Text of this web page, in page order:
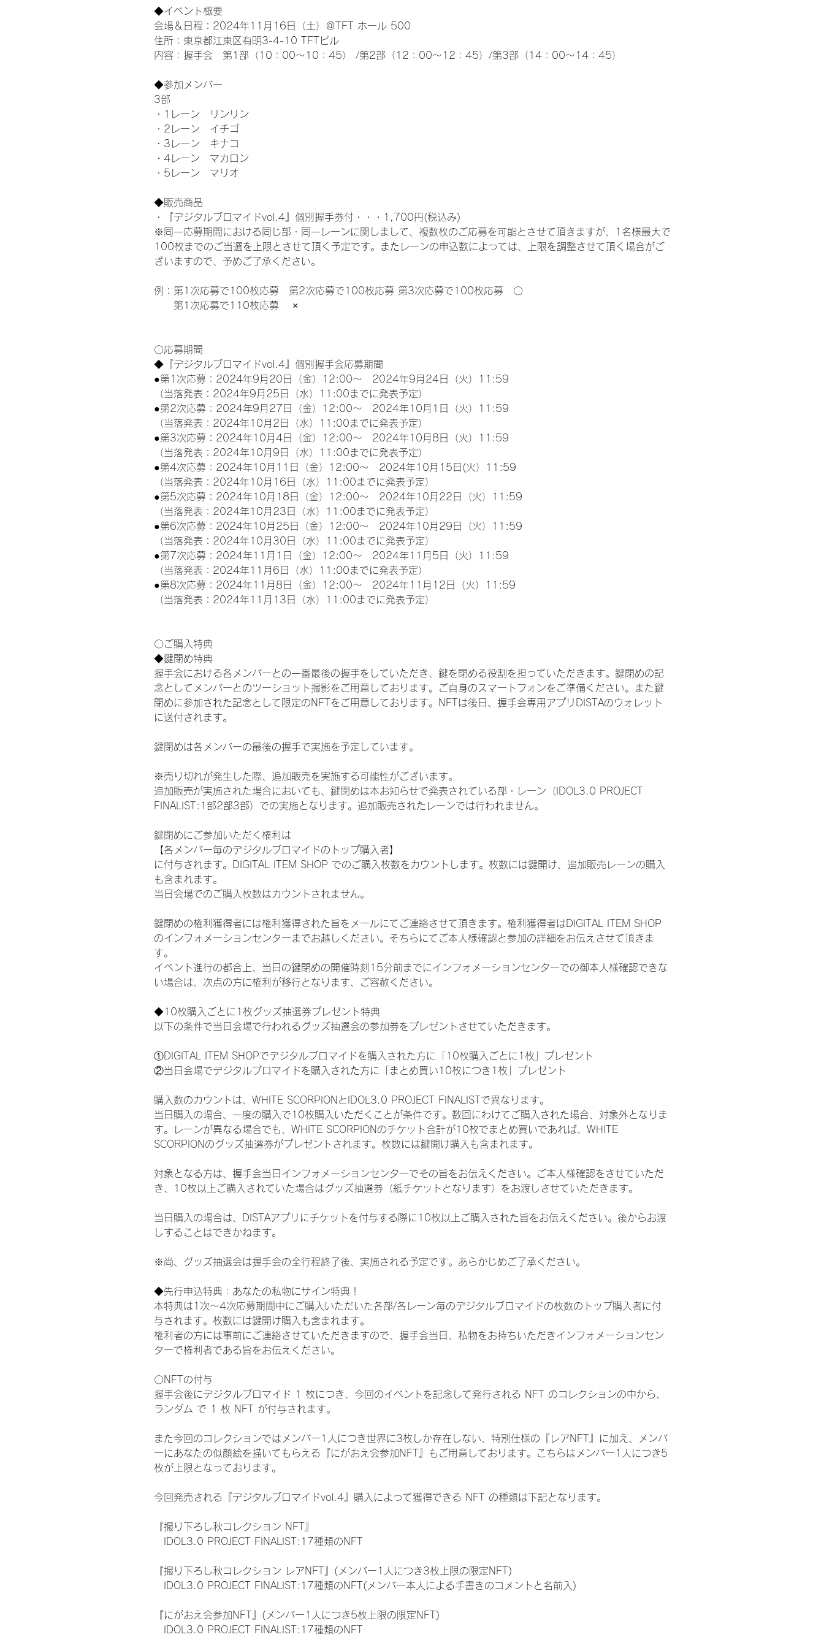
◆イベント概要
会場＆日程：2024年11月16日（土）＠TFT ホール 500
住所：東京都江東区有明3-4-10 TFTビル
内容：握手会　第1部（10：00～10：45） /第2部（12：00～12：45）/第3部（14：00～14：45）
◆参加メンバー
3部
・1レーン　リンリン
・2レーン　イチゴ
・3レーン　キナコ
・4レーン　マカロン
・5レーン　マリオ
◆販売商品
・『デジタルブロマイドvol.4』個別握手券付・・・1,700円(税込み)
※同一応募期間における同じ部・同一レーンに関しまして、複数枚のご応募を可能とさせて頂きますが、1名様最大で
100枚までのご当選を上限とさせて頂く予定です。またレーンの申込数によっては、上限を調整させて頂く場合がご
ざいますので、予めご了承ください。
例：第1次応募で100枚応募　第2次応募で100枚応募 第3次応募で100枚応募　〇
第1次応募で110枚応募　 ×
〇応募期間
◆『デジタルブロマイドvol.4』個別握手会応募期間
●第1次応募：2024年9月20日（金）12:00～　2024年9月24日（火）11:59
（当落発表：2024年9月25日（水）11:00までに発表予定）
●第2次応募：2024年9月27日（金）12:00～　2024年10月1日（火）11:59
（当落発表：2024年10月2日（水）11:00までに発表予定）
●第3次応募：2024年10月4日（金）12:00～　2024年10月8日（火）11:59
（当落発表：2024年10月9日（水）11:00までに発表予定）
●第4次応募：2024年10月11日（金）12:00～　2024年10月15日(火）11:59
（当落発表：2024年10月16日（水）11:00までに発表予定）
●第5次応募：2024年10月18日（金）12:00～　2024年10月22日（火）11:59
（当落発表：2024年10月23日（水）11:00までに発表予定）
●第6次応募：2024年10月25日（金）12:00～　2024年10月29日（火）11:59
（当落発表：2024年10月30日（水）11:00までに発表予定）
●第7次応募：2024年11月1日（金）12:00～　2024年11月5日（火）11:59
（当落発表：2024年11月6日（水）11:00までに発表予定）
●第8次応募：2024年11月8日（金）12:00～　2024年11月12日（火）11:59
（当落発表：2024年11月13日（水）11:00までに発表予定）
〇ご購入特典
◆鍵閉め特典
握手会における各メンバーとの一番最後の握手をしていただき、鍵を閉める役割を担っていただきます。鍵閉めの記
念としてメンバーとのツーショット撮影をご用意しております。ご自身のスマートフォンをご準備ください。また鍵
閉めに参加された記念として限定のNFTをご用意しております。NFTは後日、握手会専用アプリDISTAのウォレット
に送付されます。
鍵閉めは各メンバーの最後の握手で実施を予定しています。
※売り切れが発生した際、追加販売を実施する可能性がございます。
追加販売が実施された場合においても、鍵閉めは本お知らせで発表されている部・レーン（IDOL3.0 PROJECT
FINALIST:1部2部3部）での実施となります。追加販売されたレーンでは行われません。
鍵閉めにご参加いただく権利は
【各メンバー毎のデジタルブロマイドのトップ購入者】
に付与されます。DIGITAL ITEM SHOP でのご購入枚数をカウントします。枚数には鍵開け、追加販売レーンの購入
も含まれます。
当日会場でのご購入枚数はカウントされません。
鍵閉めの権利獲得者には権利獲得された旨をメールにてご連絡させて頂きます。権利獲得者はDIGITAL ITEM SHOP
のインフォメーションセンターまでお越しください。そちらにてご本人様確認と参加の詳細をお伝えさせて頂きま
す。
イベント進行の都合上、当日の鍵閉めの開催時刻15分前までにインフォメーションセンターでの御本人様確認できな
い場合は、次点の方に権利が移行となります、ご容赦ください。
◆10枚購入ごとに1枚グッズ抽選券プレゼント特典
以下の条件で当日会場で行われるグッズ抽選会の参加券をプレゼントさせていただきます。
①DIGITAL ITEM SHOPでデジタルブロマイドを購入された方に「10枚購入ごとに1枚」プレゼント
②当日会場でデジタルブロマイドを購入された方に「まとめ買い10枚につき1枚」プレゼント
購入数のカウントは、WHITE SCORPIONとIDOL3.0 PROJECT FINALISTで異なります。
当日購入の場合、一度の購入で10枚購入いただくことが条件です。数回にわけてご購入された場合、対象外となりま
す。レーンが異なる場合でも、WHITE SCORPIONのチケット合計が10枚でまとめ買いであれば、WHITE
SCORPIONのグッズ抽選券がプレゼントされます。枚数には鍵開け購入も含まれます。
対象となる方は、握手会当日インフォメーションセンターでその旨をお伝えください。ご本人様確認をさせていただ
き、10枚以上ご購入されていた場合はグッズ抽選券（紙チケットとなります）をお渡しさせていただきます。
当日購入の場合は、DISTAアプリにチケットを付与する際に10枚以上ご購入された旨をお伝えください。後からお渡
しすることはできかねます。
※尚、グッズ抽選会は握手会の全行程終了後、実施される予定です。あらかじめご了承ください。
◆先行申込特典：あなたの私物にサイン特典！
本特典は1次〜4次応募期間中にご購入いただいた各部/各レーン毎のデジタルブロマイドの枚数のトップ購入者に付
与されます。枚数には鍵開け購入も含まれます。
権利者の方には事前にご連絡させていただきますので、握手会当日、私物をお持ちいただきインフォメーションセン
ターで権利者である旨をお伝えください。
〇NFTの付与
握手会後にデジタルブロマイド 1 枚につき、今回のイベントを記念して発行される NFT のコレクションの中から、
ランダム で 1 枚 NFT が付与されます。
また今回のコレクションではメンバー1人につき世界に3枚しか存在しない、特別仕様の『レアNFT』に加え、メンバ
ーにあなたの似顔絵を描いてもらえる『にがおえ会参加NFT』もご用意しております。こちらはメンバー1人につき5
枚が上限となっております。
今回発売される『デジタルブロマイドvol.4』購入によって獲得できる NFT の種類は下記となります。
『撮り下ろし秋コレクション NFT』
IDOL3.0 PROJECT FINALIST:17種類のNFT
『撮り下ろし秋コレクション レアNFT』(メンバー1人につき3枚上限の限定NFT)
IDOL3.0 PROJECT FINALIST:17種類のNFT(メンバー本人による手書きのコメントと名前入)
『にがおえ会参加NFT』(メンバー1人につき5枚上限の限定NFT)
IDOL3.0 PROJECT FINALIST:17種類のNFT